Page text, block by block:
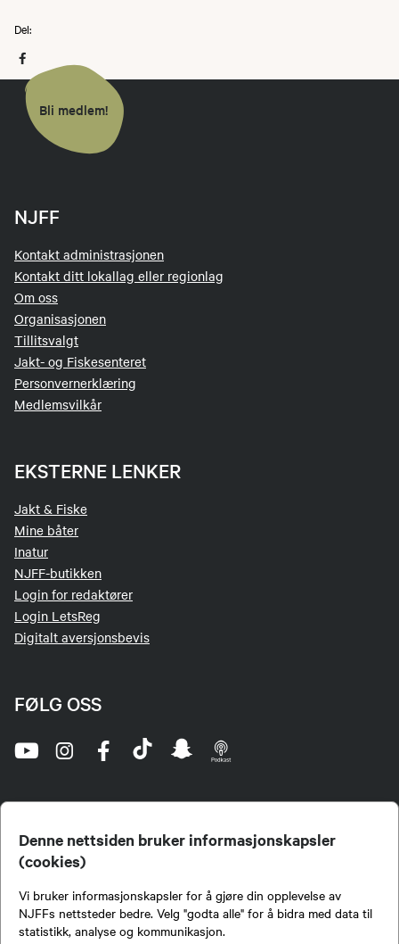
Denne nettsiden bruker informasjonskapsler
(cookies)
Vi bruker informasjonskapsler for å gjøre din opplevelse av
NJFFs nettsteder bedre. Velg "godta alle" for å bidra med data til
statistikk, analyse og kommunikasjon.
Del:
Bli medlem!
NJFF
Kontakt administrasjonen
Kontakt ditt lokallag eller regionlag
Om oss
Organisasjonen
Tillitsvalgt
Jakt- og Fiskesenteret
Personvernerklæring
Medlemsvilkår
EKSTERNE LENKER
Jakt & Fiske
Mine båter
Inatur
NJFF-butikken
Login for redaktører
Login LetsReg
Digitalt aversjonsbevis
FØLG OSS
jegere og sportsfiskere og et av de viktigste miljøene for formidling av kunnskap om jakt og
fiske i Norge. Vi er en partipolitisk nøytral organisasjon, men har et sterkt jakt-, fiske-, og
naturpolitisk engasjement i mange saker.